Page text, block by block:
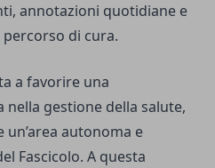
annotazioni quotidiane e
di cura.
a favorire una
gestione della salute,
autonoma e
Fascicolo. A questa